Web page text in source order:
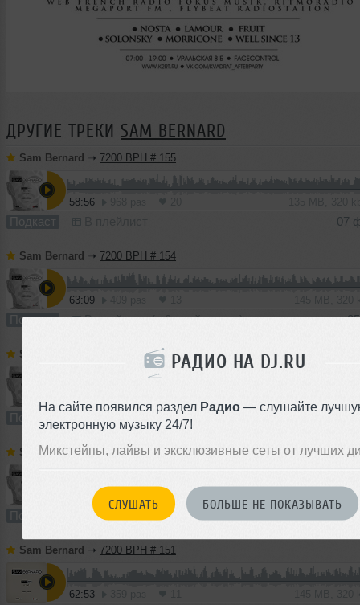
РАДИО НА DJ.RU
На сайте появился раздел Радио — слушайте
электронную музыку 24/7!
Микстейпы, лайвы и эксклюзивные сеты от лучших
СЛУШАТЬ БОЛЬШЕ НЕ ПОКАЗЫВАТЬ
ДРУГИЕ ТРЕКИ SAM BERNARD
Sam Bernard ➝ 7200 BPH # 155
58:56
Подкаст 07
Sam Bernard ➝ 7200 BPH # 154
63:09
Подкаст В плейлист (в 2 плейлистах)
Sam Bernard 7200 BPH # 153
Подкаст
Sam Bernard ➝7200 BPH # 152
63:56 147 MB,
Подкаст В плейлист
Sam Bernard ➝ 7200 BPH # 151
62:53